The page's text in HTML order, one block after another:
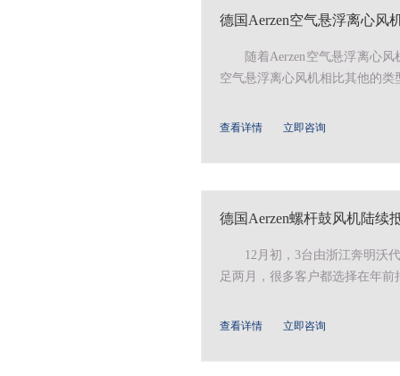
德国Aerzen空气悬浮离心风
随着Aerzen空气悬浮离心
空气悬浮离心风机相比其他的
查看详情 立即咨询
德国Aerzen螺杆鼓风机陆续
12月初，3台由浙江奔明沃
足两月，很多客户都选择在年
查看详情 立即咨询